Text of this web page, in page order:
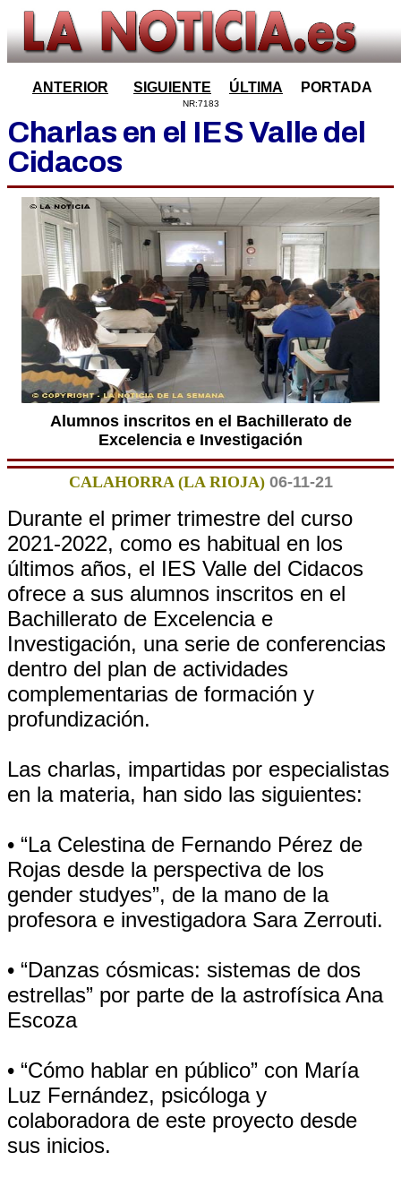
ANTERIOR SIGUIENTE ÚLTIMA PORTADA
NR:7183
Charlas en el IES Valle del
Cidacos
Alumnos inscritos en el Bachillerato de
Excelencia e Investigación
CALAHORRA (LA RIOJA) 06-11-21
Durante el primer trimestre del curso
2021-2022, como es habitual en los
últimos años, el IES Valle del Cidacos
ofrece a sus alumnos inscritos en el
Bachillerato de Excelencia e
Investigación, una serie de conferencias
dentro del plan de actividades
complementarias de formación y
profundización.
Las charlas, impartidas por especialistas
en la materia, han sido las siguientes:
• “La Celestina de Fernando Pérez de
Rojas desde la perspectiva de los
gender studyes”, de la mano de la
profesora e investigadora Sara Zerrouti.
• “Danzas cósmicas: sistemas de dos
estrellas” por parte de la astrofísica Ana
Escoza
• “Cómo hablar en público” con María
Luz Fernández, psicóloga y
colaboradora de este proyecto desde
sus inicios.